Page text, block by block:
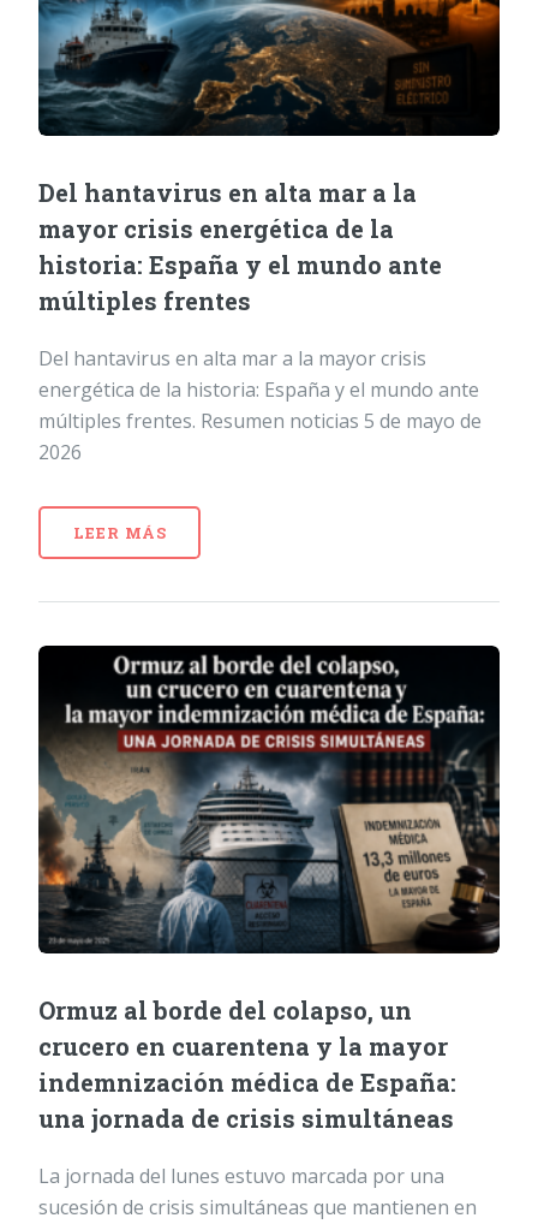
Del hantavirus en alta mar a la
mayor crisis energética de la
historia: España y el mundo ante
múltiples frentes
Del hantavirus en alta mar a la mayor crisis
energética de la historia: España y el mundo ante
múltiples frentes. Resumen noticias 5 de mayo de
2026
LEER MÁS
Ormuz al borde del colapso, un
crucero en cuarentena y la mayor
indemnización médica de España:
una jornada de crisis simultáneas
La jornada del lunes estuvo marcada por una
sucesión de crisis simultáneas que mantienen en